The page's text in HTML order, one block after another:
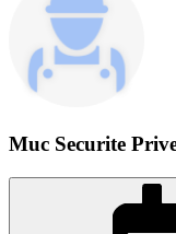
Muc Securite